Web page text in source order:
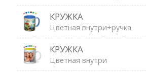
КРУЖКА
Цветная внутри+ручка
КРУЖКА
Цветная внутри